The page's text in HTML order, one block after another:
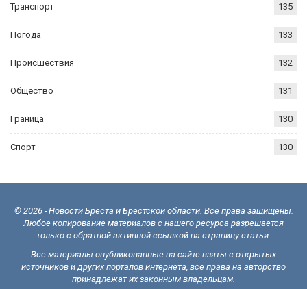
Транспорт 135
Погода 133
Происшествия 132
Общество 131
Граница 130
Спорт 130
© 2026 - Новости Бреста и Брестской области. Все права защищены.
Любое копирование материалов с нашего ресурса разрешается
только с обратной активной ссылкой на страницу статьи.
Все материалы опубликованные на сайте взяты с открытых
источников и других порталов интернета, все права на авторство
принадлежат их законным владельцам.